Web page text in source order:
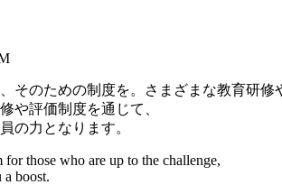
や評価制度を通じて、
の力となります。
for those who are up to the challenge,
boost.